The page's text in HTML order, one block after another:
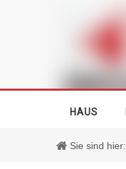
HAUS
Sie sind hier: